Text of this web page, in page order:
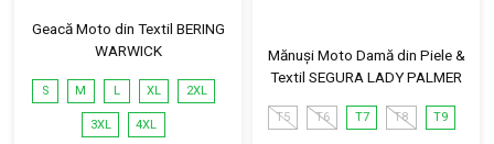
Geacă Moto din Textil BERING
WARWICK
S M L XL 2XL
3XL 4XL
Mănuși Moto Damă din Piele &
Textil SEGURA LADY PALMER
T5 T6 T7 T8 T9